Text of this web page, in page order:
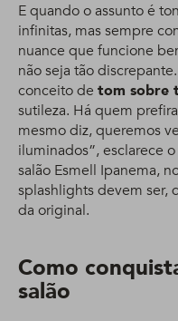
E quando o assunto é
infinitas, mas sempre
nuance que funcione
não seja tão
conceito de tom sobre
sutileza. Há quem
mesmo diz, queremos
iluminados”, esclarece
salão Esmell Ipanema,
splashlights devem ser,
da original.
Como
salão